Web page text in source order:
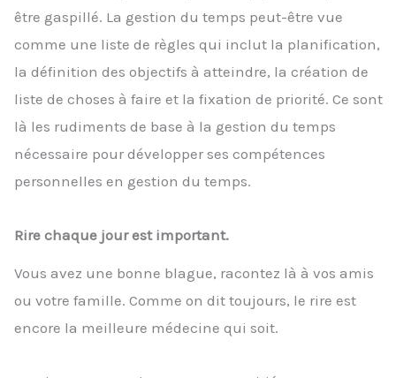
être gaspillé. La gestion du temps peut-être vue
comme une liste de règles qui inclut la planification,
la définition des objectifs à atteindre, la création de
liste de choses à faire et la fixation de priorité. Ce sont
là les rudiments de base à la gestion du temps
nécessaire pour développer ses compétences
personnelles en gestion du temps.
Rire chaque jour est important.
Vous avez une bonne blague, racontez là à vos amis
ou votre famille. Comme on dit toujours, le rire est
encore la meilleure médecine qui soit.